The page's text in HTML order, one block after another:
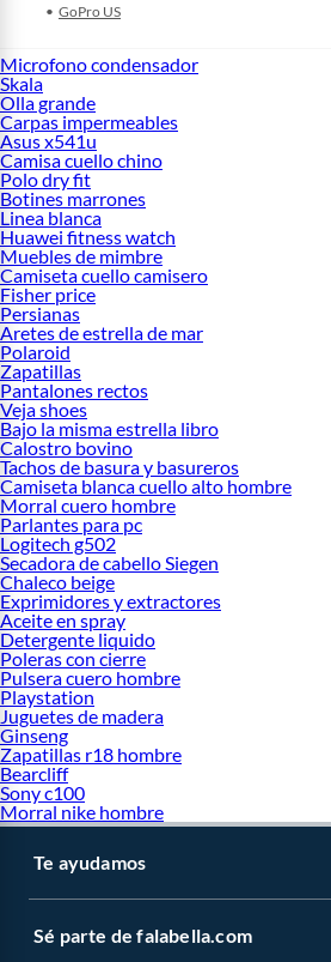
GoPro US
Microfono condensador
Skala
Olla grande
Carpas impermeables
Asus x541u
Camisa cuello chino
Polo dry fit
Botines marrones
Linea blanca
Huawei fitness watch
Muebles de mimbre
Camiseta cuello camisero
Fisher price
Persianas
Aretes de estrella de mar
Polaroid
Zapatillas
Pantalones rectos
Veja shoes
Bajo la misma estrella libro
Calostro bovino
Tachos de basura y basureros
Camiseta blanca cuello alto hombre
Morral cuero hombre
Parlantes para pc
Logitech g502
Secadora de cabello Siegen
Chaleco beige
Exprimidores y extractores
Aceite en spray
Detergente liquido
Poleras con cierre
Pulsera cuero hombre
Playstation
Juguetes de madera
Ginseng
Zapatillas r18 hombre
Bearcliff
Sony c100
Morral nike hombre
Te ayudamos
Sé parte de falabella.com